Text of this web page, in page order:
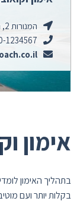
המנורות 2, תל אביב
1234567
אימון
בתהליך האימון
בקלות יותר ועם